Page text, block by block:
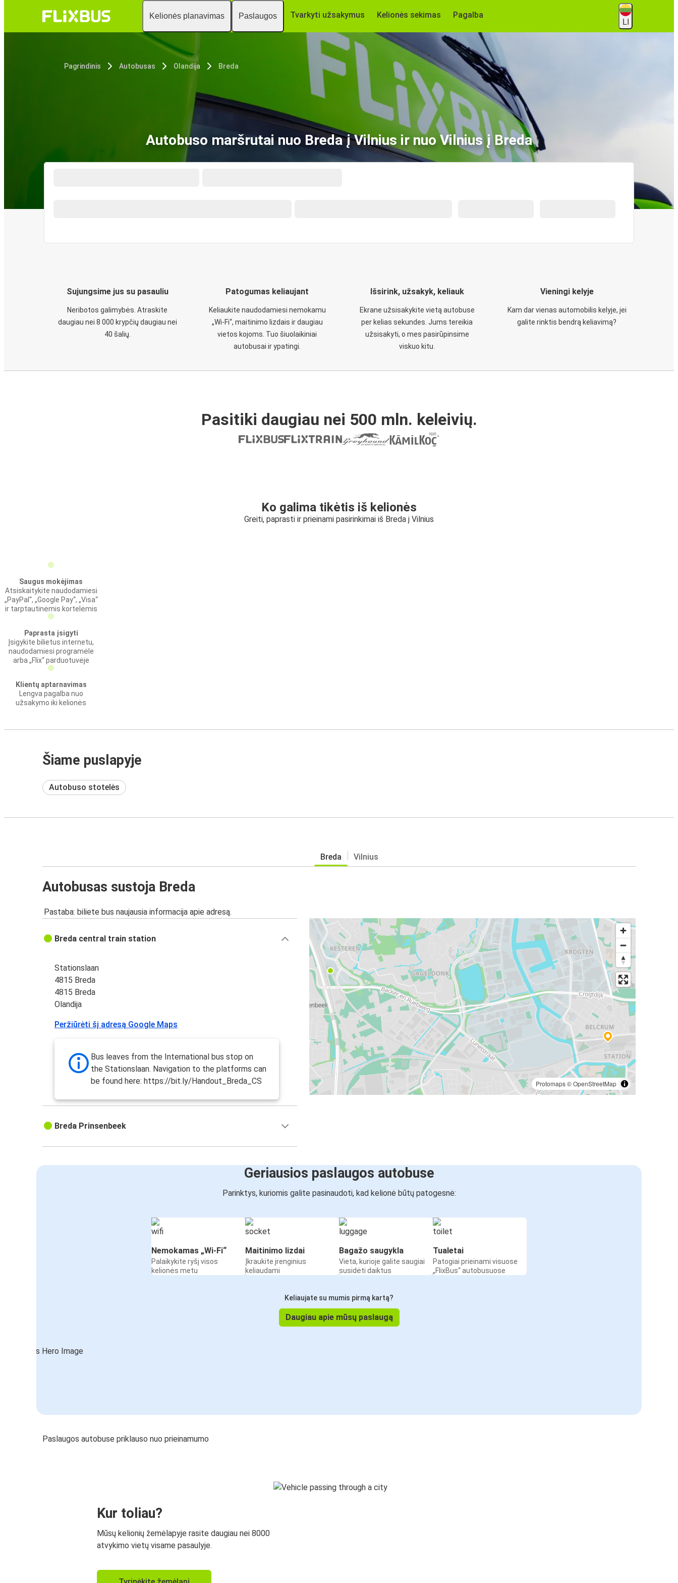
Kelionės planavimas Paslaugos Tvarkyti užsakymus Kelionės sekimas Pagalba
LI
Pagrindinis Autobusas Olandija Breda
Autobuso maršrutai nuo Breda į Vilnius ir nuo Vilnius į Breda
Sujungsime jus su pasauliu
Neribotos galimybės. Atraskite
daugiau nei 8 000 krypčių daugiau nei
40 šalių.
Patogumas keliaujant
Keliaukite naudodamiesi nemokamu
„Wi-Fi“, maitinimo lizdais ir daugiau
vietos kojoms. Tuo šiuolaikiniai
autobusai ir ypatingi.
Išsirink, užsakyk, keliauk
Ekrane užsisakykite vietą autobuse
per kelias sekundes. Jums tereikia
užsisakyti, o mes pasirūpinsime
viskuo kitu.
Vieningi kelyje
Kam dar vienas automobilis kelyje, jei
galite rinktis bendrą keliavimą?
Pasitiki daugiau nei 500 mln. keleivių.
Ko galima tikėtis iš kelionės
Greiti, paprasti ir prieinami pasirinkimai iš Breda į Vilnius
Saugus mokėjimas
Atsiskaitykite naudodamiesi
„PayPal“, „Google Pay“, „Visa“
ir tarptautinėmis kortelėmis
Paprasta įsigyti
Įsigykite bilietus internetu,
naudodamiesi programėle
arba „Flix“ parduotuvėje
Klientų aptarnavimas
Lengva pagalba nuo
užsakymo iki kelionės
Šiame puslapyje
Autobuso stotelės
Breda Vilnius
Autobusas sustoja Breda
Pastaba: biliete bus naujausia informacija apie adresą.
Protomaps©OpenStreetMap
Breda central train station
Stationslaan
4815 Breda
4815 Breda
Olandija
Peržiūrėti šį adresą Google Maps
Bus leaves from the International bus stop on
the Stationslaan. Navigation to the platforms can
be found here: https://bit.ly/Handout_Breda_CS
Breda Prinsenbeek
Geriausios paslaugos autobuse
Parinktys, kuriomis galite pasinaudoti, kad kelionė būtų patogesnė:
Nemokamas „Wi-Fi“
Palaikykite ryšį visos
kelionės metu
Maitinimo lizdai
Įkraukite įrenginius
keliaudami
Bagažo saugykla
Vieta, kurioje galite saugiai
susidėti daiktus
Tualetai
Patogiai prieinami visuose
„FlixBus“ autobusuose
Keliaujate su mumis pirmą kartą?
Daugiau apie mūsų paslaugą
Paslaugos autobuse priklauso nuo prieinamumo
Kur toliau?
Mūsų kelionių žemėlapyje rasite daugiau nei 8000
atvykimo vietų visame pasaulyje.